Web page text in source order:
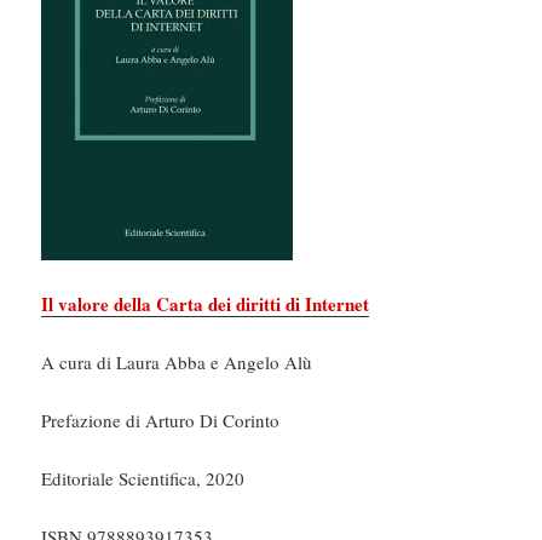
Il valore della Carta dei diritti di Internet
A cura di Laura Abba e Angelo Alù
Prefazione di Arturo Di Corinto
Editoriale Scientifica, 2020